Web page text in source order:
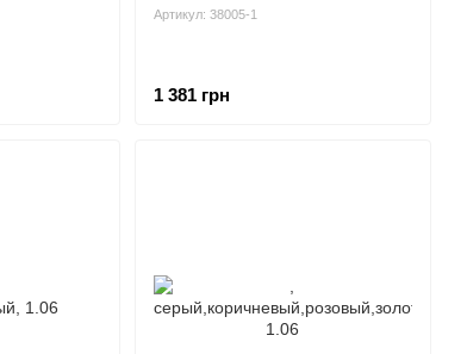
Артикул: 38005-1
1 381 грн